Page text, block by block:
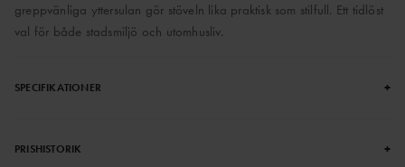
greppvänliga yttersulan gör stöveln lika praktisk som stilfull. Ett tidlöst
val för både stadsmiljö och utomhusliv.
SPECIFIKATIONER +
PRISHISTORIK +